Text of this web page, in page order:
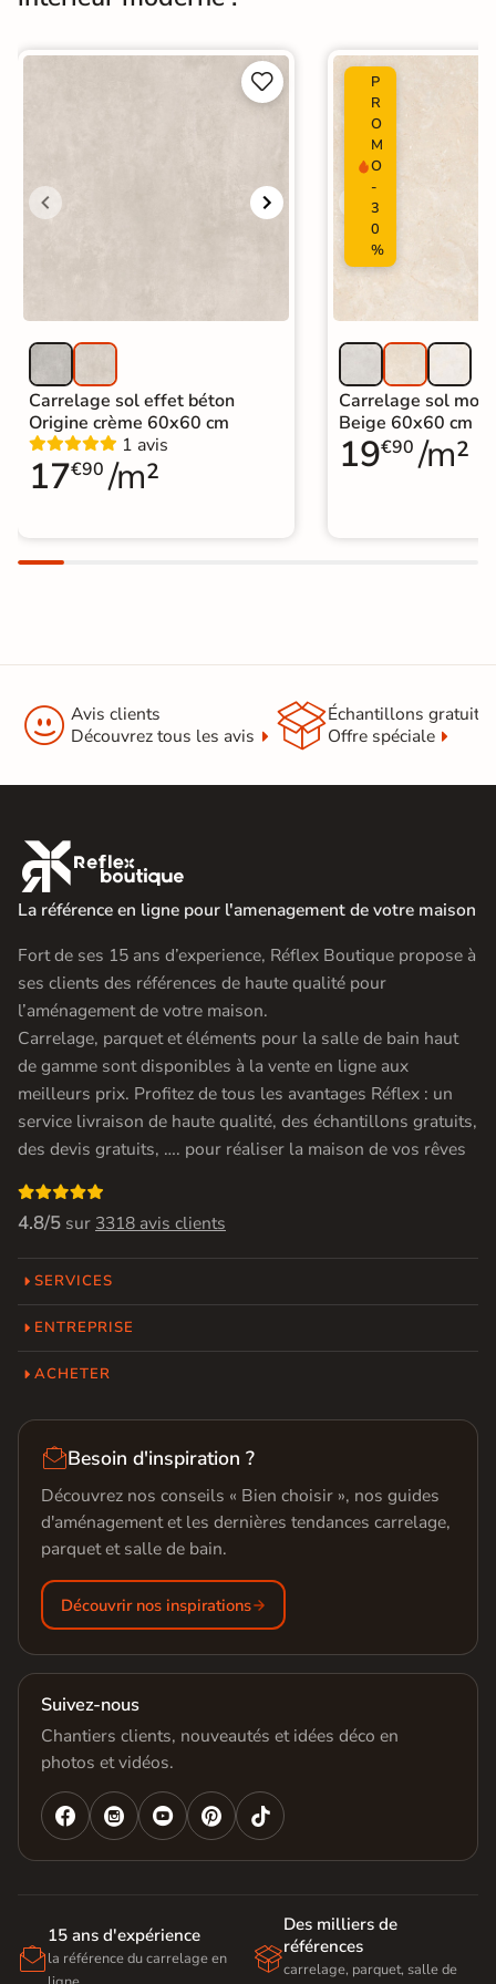
Espagne
Catégories
|
Carrelage grand format et XXL
|
Carrelage marron
Carrelage intérieur / extérieur
Carrelage sol cuisine|
Carrelage salon moderne
Carrelage Chambre
Carrelage WC


Carrelage sol effet béton
Origine crème 60x60 cm
1 avis
17€90 /m²
P
R
O
M
O
-
3
0
%
Carrelage sol
Beige 60x60 cm
19€90 /m²
 Avis clients
Découvrez tous les avis
Échantillons gratuit
Offre spéciale

La référence en ligne pour l'amenagement de votre maison
Fort de ses 15 ans d’experience, Réflex Boutique propose à
ses clients des références de haute qualité pour
l’aménagement de votre maison.
Carrelage, parquet et éléments pour la salle de bain haut
de gamme sont disponibles à la vente en ligne aux
meilleurs prix. Profitez de tous les avantages Réflex : un
service livraison de haute qualité, des échantillons gratuits,
des devis gratuits, …. pour réaliser la maison de vos rêves

4.8/5 sur 3318 avis clients
SERVICES
ENTREPRISE
ACHETER
Besoin d'inspiration ?
Découvrez nos conseils « Bien choisir », nos guides
d'aménagement et les dernières tendances carrelage,
parquet et salle de bain.
Découvrir nos inspirations
Suivez-nous
Chantiers clients, nouveautés et idées déco en
photos et vidéos.
   

15 ans d'expérience
la référence du carrelage en

Des milliers de
références
carrelage, parquet, salle de